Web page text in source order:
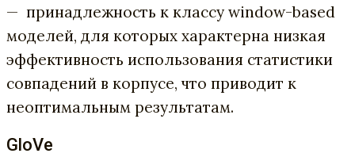
— принадлежность к классу window-based
моделей, для которых характерна низкая
эффективность использования статистики
совпадений в корпусе, что приводит к
неоптимальным результатам.
GloVe